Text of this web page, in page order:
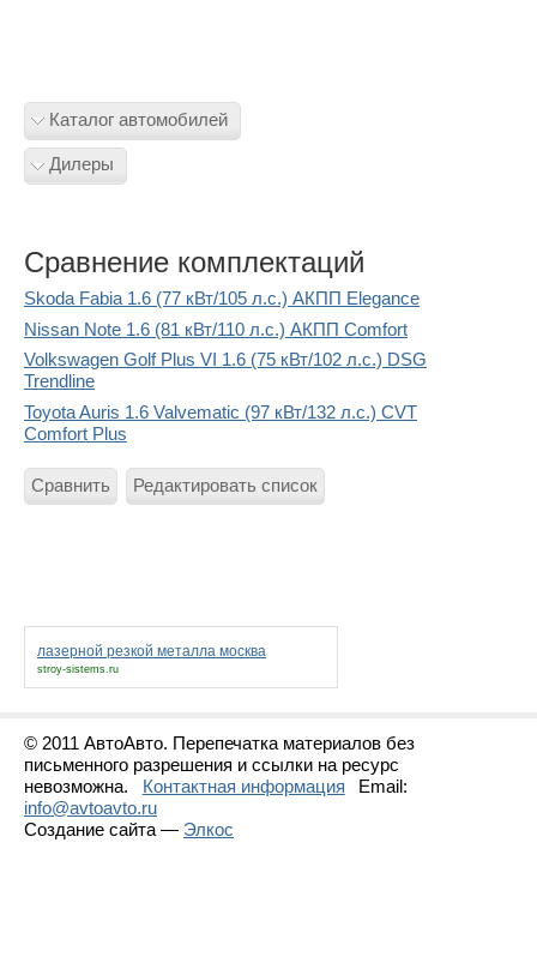
Каталог автомобилей
Дилеры
Сравнение комплектаций
Skoda Fabia 1.6 (77 кВт/105 л.с.) АКПП Elegance
Nissan Note 1.6 (81 кВт/110 л.с.) АКПП Comfort
Volkswagen Golf Plus VI 1.6 (75 кВт/102 л.с.) DSG
Trendline
Toyota Auris 1.6 Valvematic (97 кВт/132 л.с.) CVT
Comfort Plus
Сравнить Редактировать список
лазерной резкой металла москва
stroy-sistems.ru
© 2011 АвтоАвто. Перепечатка материалов без
письменного разрешения и ссылки на ресурс
невозможна.
Контактная информация
Email:
info@avtoavto.ru
Создание сайта — Элкос